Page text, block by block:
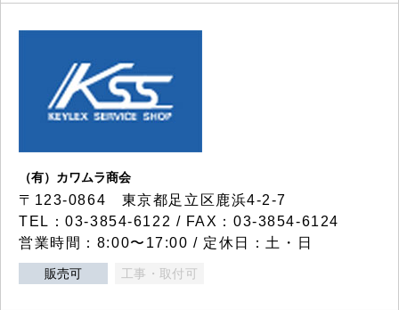
（有）カワムラ商会
〒123-0864 東京都足立区鹿浜4-2-7
TEL：03-3854-6122 / FAX：03-3854-6124
営業時間：8:00〜17:00 / 定休日：土・日
販売可 工事・取付可